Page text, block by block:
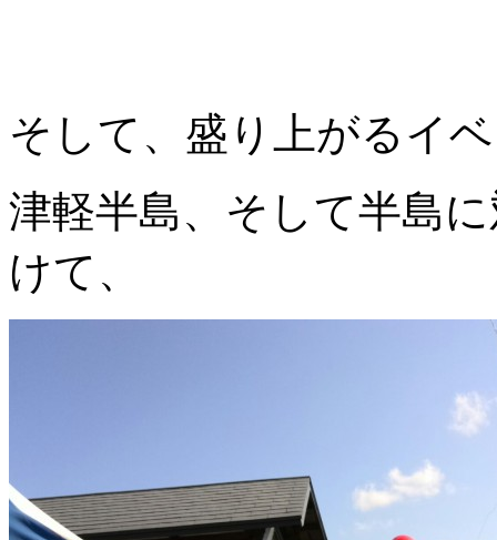
そして、盛り上がるイ
津軽半島、そして半島
けて、